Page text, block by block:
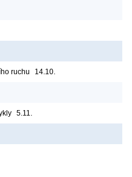
ruchu 14.10.
5.11.